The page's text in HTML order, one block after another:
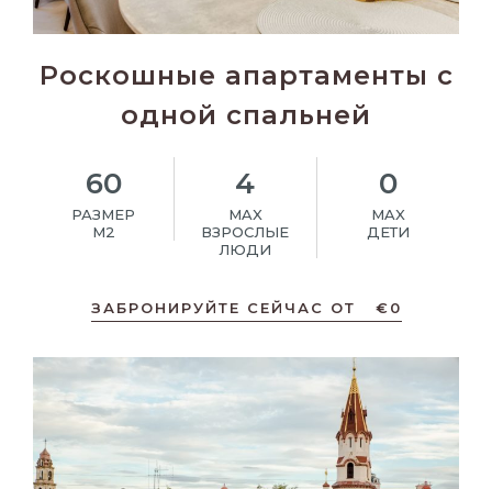
Роскошные апартаменты с
одной спальней
60
РАЗМЕР
M2
4
MAX
ВЗРОСЛЫЕ
ЛЮДИ
0
MAX
ДЕТИ
ЗАБРОНИРУЙТЕ СЕЙЧАС ОТ €0